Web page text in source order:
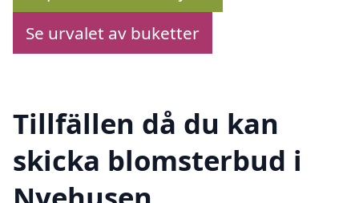
Se urvalet av buketter
Tillfällen då du kan
skicka blomsterbud i